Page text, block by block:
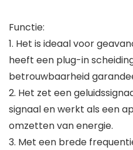
Functie:
1. Het is ideaal voor
heeft een plug-in
betrouwbaarheid
2. Het zet een
signaal en werkt als een
omzetten van energie.
3. Met een brede